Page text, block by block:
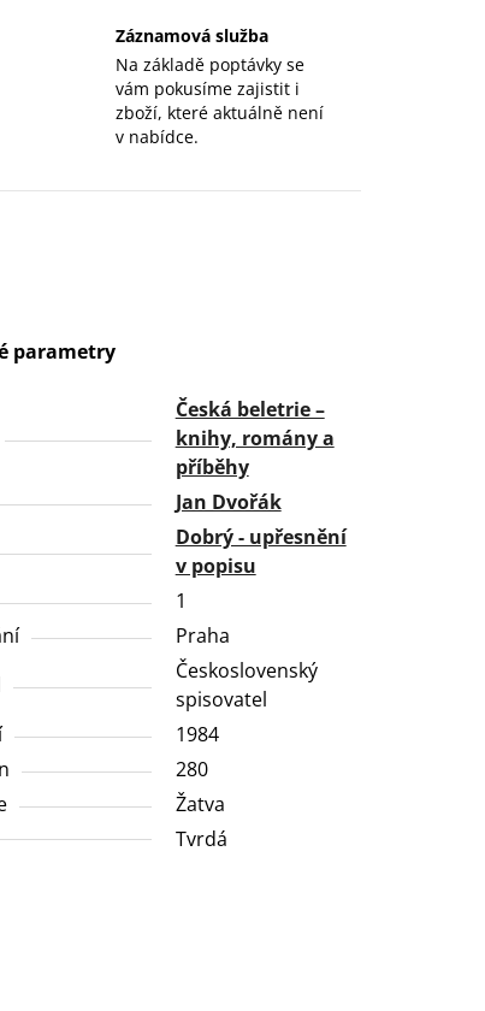
Záznamová služba
Na základě poptávky se
vám pokusíme zajistit i
zboží, které aktuálně není
v nabídce.
parametry
Česká beletrie –
knihy, romány a
příběhy
Jan Dvořák
Dobrý - upřesnění
v popisu
1
Praha
Československý
spisovatel
1984
280
Žatva
Tvrdá